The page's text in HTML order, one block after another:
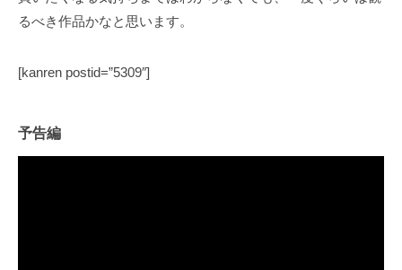
るべき作品かなと思います。
[kanren postid=”5309″]
予告編